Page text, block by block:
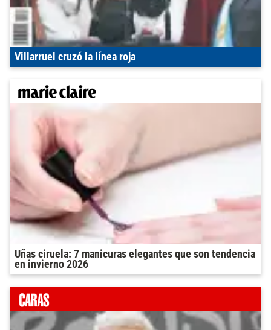
Villarruel cruzó la línea roja
Uñas ciruela: 7 manicuras elegantes que son tendencia
en invierno 2026